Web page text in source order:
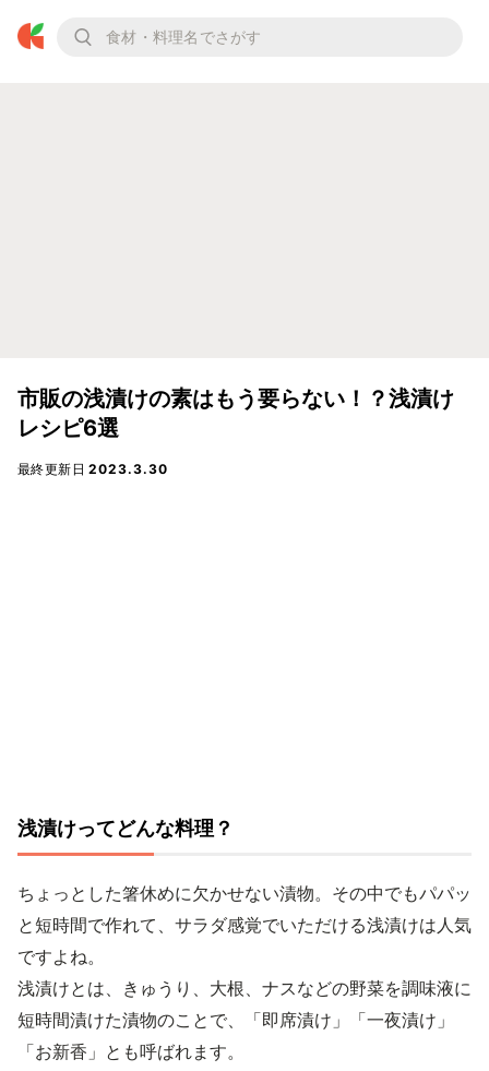
市販の浅漬けの素はもう要らない！？浅漬け
レシピ6選
最終更新日2023.3.30
浅漬けってどんな料理？
ちょっとした箸休めに欠かせない漬物。その中でもパパッ
と短時間で作れて、サラダ感覚でいただける浅漬けは人気
ですよね。
浅漬けとは、きゅうり、大根、ナスなどの野菜を調味液に
短時間漬けた漬物のことで、「即席漬け」「一夜漬け」
「お新香」とも呼ばれます。